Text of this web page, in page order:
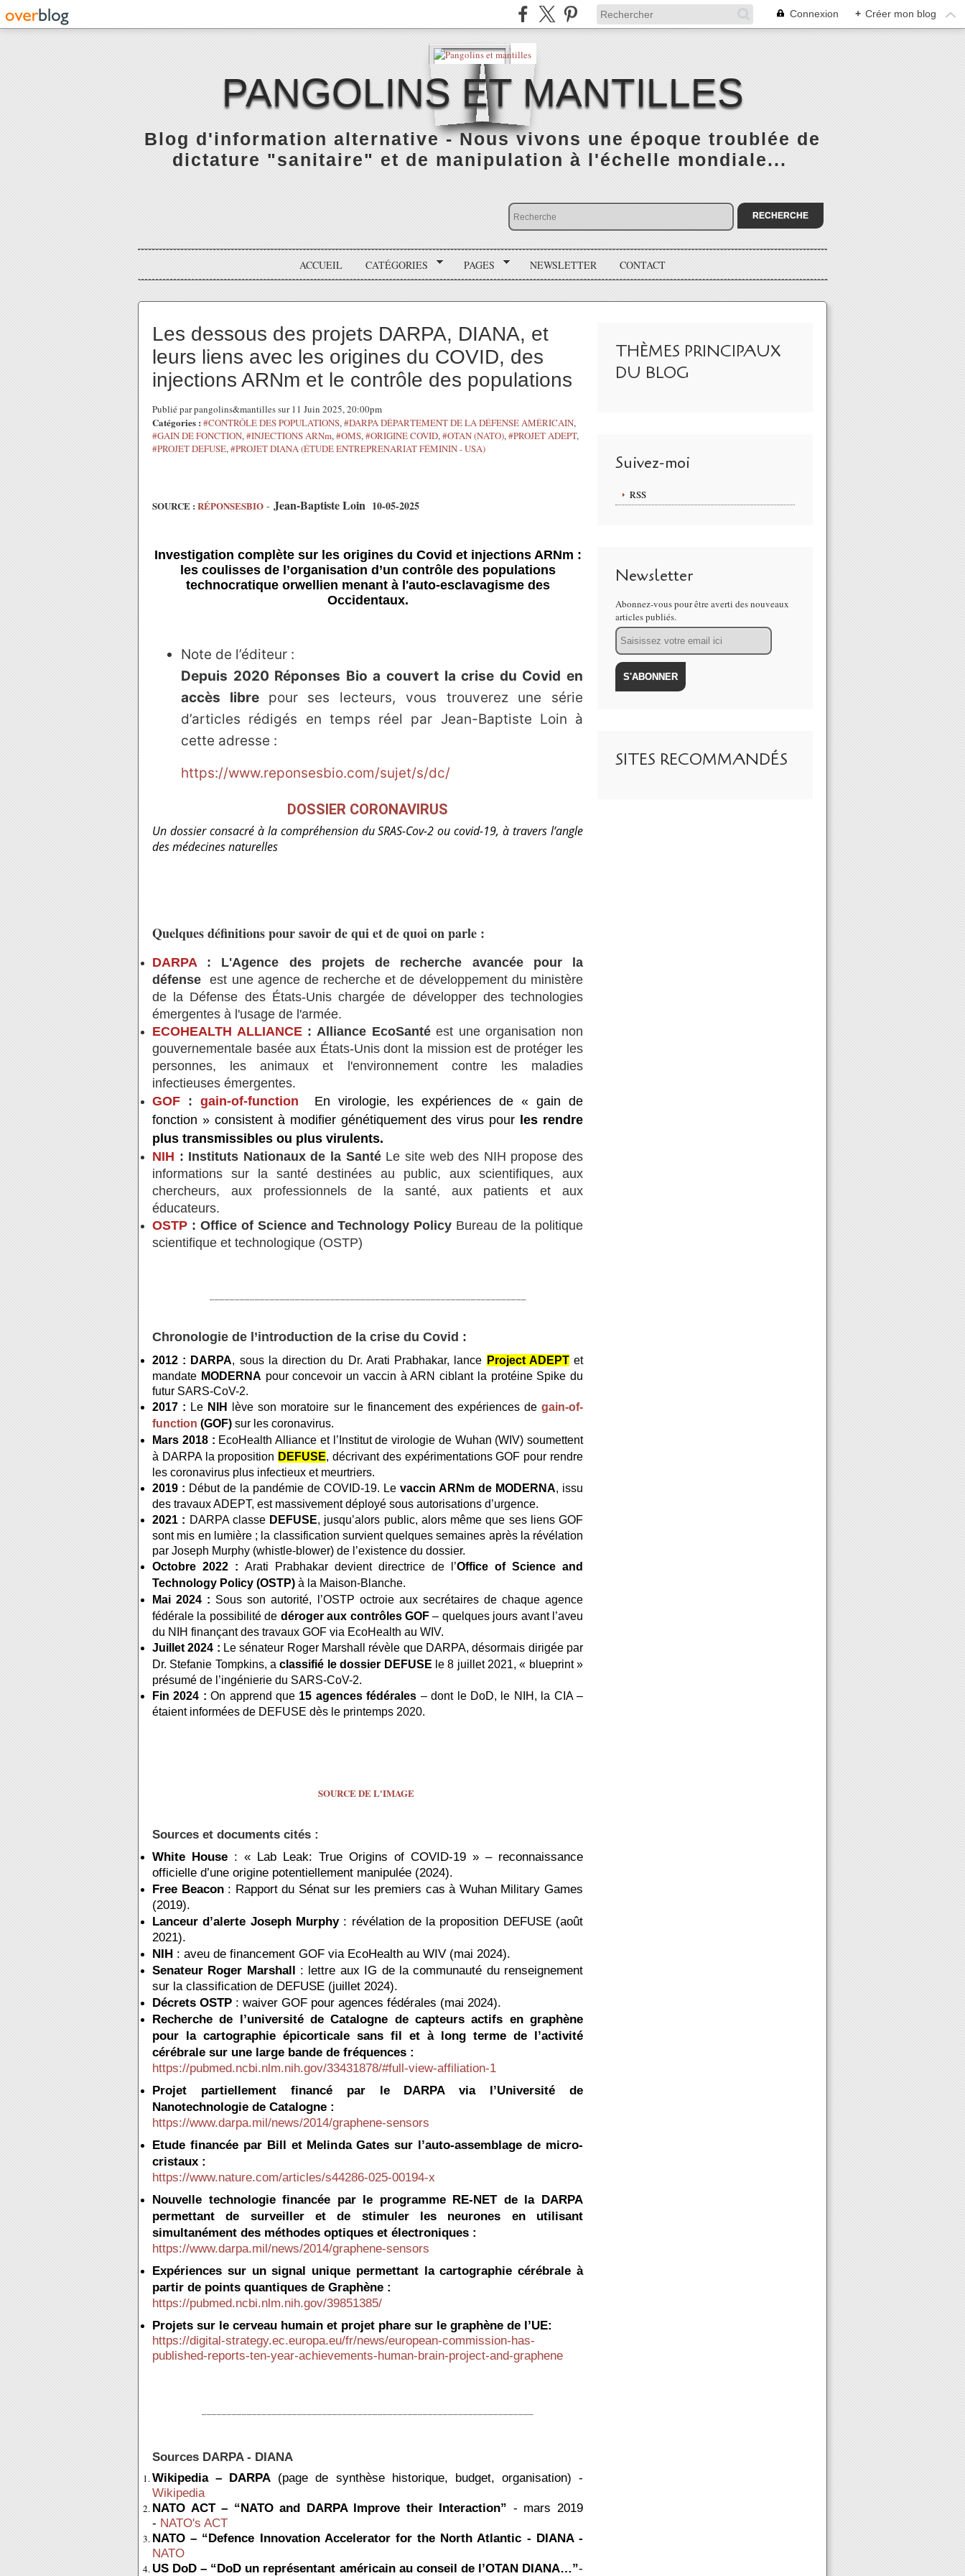
Connexion + Créer mon blog
PANGOLINS ET MANTILLES
Blog d'information alternative - Nous vivons une époque troublée de
dictature "sanitaire" et de manipulation à l'échelle mondiale...
ACCUEIL CATÉGORIES PAGES NEWSLETTER CONTACT
Les dessous des projets DARPA, DIANA, et
leurs liens avec les origines du COVID, des
injections ARNm et le contrôle des populations
Publié par pangolins&mantilles sur 11 Juin 2025, 20:00pm
Catégories : #CONTRÔLE DES POPULATIONS,#DARPA DÉPARTEMENT DE LA DÉFENSE AMÉRICAIN,
#GAIN DE FONCTION,#INJECTIONS ARNm,#OMS,#ORIGINE COVID,#OTAN (NATO),#PROJET ADEPT,
#PROJET DEFUSE,#PROJET DIANA (ÉTUDE ENTREPRENARIAT FÉMININ - USA)
SOURCE : RÉPONSESBIO - Jean-Baptiste Loin 10-05-2025
Investigation complète sur les origines du Covid et injections ARNm :
les coulisses de l’organisation d’un contrôle des populations
technocratique orwellien menant à l'auto-esclavagisme des
Occidentaux.
Note de l’éditeur :
Depuis 2020 Réponses Bio a couvert la crise du Covid en
accès libre pour ses lecteurs, vous trouverez une série
d’articles rédigés en temps réel par Jean-Baptiste Loin à
cette adresse :
https://www.reponsesbio.com/sujet/s/dc/
DOSSIER CORONAVIRUS
Un dossier consacré à la compréhension du SRAS-Cov-2 ou covid-19, à travers l’angle
des médecines naturelles
Quelques définitions pour savoir de qui et de quoi on parle :
DARPA: L'Agence des projets de recherche avancée pour la
défenseest une agence de recherche et de développement du ministère
de la Défense des États-Unis chargée de développer des technologies
émergentes à l'usage de l'armée.
ECOHEALTH ALLIANCE: Alliance EcoSantéest une organisation non
gouvernementale basée aux États-Unis dont la mission est de protéger les
personnes, les animaux et l'environnement contre les maladies
infectieuses émergentes.
GOF : gain-of-function
En virologie, les expériences de « gain de
fonction » consistent à modifier génétiquement des virus pour les rendre
plus transmissibles ou plus virulents.
NIH : Instituts Nationaux de la Santé Le site web des NIH propose des
informations sur la santé destinées au public, aux scientifiques, aux
chercheurs, aux professionnels de la santé, aux patients et aux
éducateurs.
OSTP : Office of Science and Technology Policy Bureau de la politique
scientifique et technologique (OSTP)
Chronologie de l’introduction de la crise du Covid :
2012 : DARPA, sous la direction du Dr. Arati Prabhakar, lance Project ADEPT et
mandate MODERNA pour concevoir un vaccin à ARN ciblant la protéine Spike du
futur SARS-CoV-2.
2017 : Le NIH lève son moratoire sur le financement des expériences degain-of-
function (GOF) sur les coronavirus.
Mars 2018 : EcoHealth Alliance et l’Institut de virologie de Wuhan (WIV) soumettent
à DARPA la proposition DEFUSE, décrivant des expérimentations GOF pour rendre
les coronavirus plus infectieux et meurtriers.
2019 : Début de la pandémie de COVID-19. Le vaccin ARNm de MODERNA, issu
des travaux ADEPT, est massivement déployé sous autorisations d’urgence.
2021 : DARPA classe DEFUSE, jusqu’alors public, alors même que ses liens GOF
sont mis en lumière ; la classification survient quelques semaines après la révélation
par Joseph Murphy (whistle-blower) de l’existence du dossier.
Octobre 2022 : Arati Prabhakar devient directrice de l’Office of Science and
Technology Policy (OSTP) à la Maison-Blanche.
Mai 2024 : Sous son autorité, l’OSTP octroie aux secrétaires de chaque agence
fédérale la possibilité de déroger aux contrôles GOF– quelques jours avant l’aveu
du NIH finançant des travaux GOF via EcoHealth au WIV.
Juillet 2024 : Le sénateur Roger Marshall révèle que DARPA, désormais dirigée par
Dr. Stefanie Tompkins, aclassifié le dossier DEFUSE le 8 juillet 2021, « blueprint »
présumé de l’ingénierie du SARS-CoV-2.
Fin 2024 : On apprend que 15 agences fédérales – dont le DoD, le NIH, la CIA –
étaient informées de DEFUSE dès le printemps 2020.
SOURCE DE L'IMAGE
Sources et documents cités :
White House : « Lab Leak: True Origins of COVID-19 » – reconnaissance
officielle d’une origine potentiellement manipulée (2024).
Free Beacon: Rapport du Sénat sur les premiers cas à Wuhan Military Games
(2019).
Lanceur d’alerte Joseph Murphy: révélation de la proposition DEFUSE (août
2021).
NIH : aveu de financement GOF via EcoHealth au WIV (mai 2024).
Senateur Roger Marshall : lettre aux IG de la communauté du renseignement
sur la classification de DEFUSE (juillet 2024).
Décrets OSTP : waiver GOF pour agences fédérales (mai 2024).
Recherche de l’université de Catalogne de capteurs actifs en graphène
pour la cartographie épicorticale sans fil et à long terme de l’activité
cérébrale sur une large bande de fréquences :
https://pubmed.ncbi.nlm.nih.gov/33431878/#full-view-affiliation-1
Projet partiellement financé par le DARPA via l’Université de
Nanotechnologie de Catalogne :
https://www.darpa.mil/news/2014/graphene-sensors
Etude financée par Bill et Melinda Gates sur l’auto-assemblage de micro-
cristaux :
https://www.nature.com/articles/s44286-025-00194-x
Nouvelle technologie financée par le programme RE-NET de la DARPA
permettant de surveiller et de stimuler les neurones en utilisant
simultanément des méthodes optiques et électroniques :
https://www.darpa.mil/news/2014/graphene-sensors
Expériences sur un signal unique permettant la cartographie cérébrale à
partir de points quantiques de Graphène :
https://pubmed.ncbi.nlm.nih.gov/39851385/
Projets sur le cerveau humain et projet phare sur le graphène de l’UE:
https://digital-strategy.ec.europa.eu/fr/news/european-commission-has-
published-reports-ten-year-achievements-human-brain-project-and-graphene
Sources DARPA - DIANA
Wikipedia – DARPA (page de synthèse historique, budget, organisation) -
Wikipedia
NATO ACT – “NATO and DARPA Improve their Interaction” - mars 2019
- NATO's ACT
NATO – “Defence Innovation Accelerator for the North Atlantic - DIANA -
NATO
US DoD – “DoD un représentant américain au conseil de l’OTAN DIANA…”-
THÈMES PRINCIPAUX
DU BLOG
Suivez-moi
RSS
Newsletter
Abonnez-vous pour être averti des nouveaux
articles publiés.
Email
SITES RECOMMANDÉS